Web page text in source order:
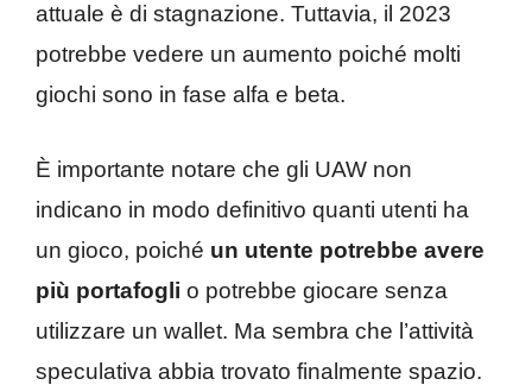
attuale è di stagnazione. Tuttavia, il 2023
potrebbe vedere un aumento poiché molti
giochi sono in fase alfa e beta.
È importante notare che gli UAW non
indicano in modo definitivo quanti utenti ha
un gioco, poiché un utente potrebbe avere
più portafogli o potrebbe giocare senza
utilizzare un wallet. Ma sembra che l’attività
speculativa abbia trovato finalmente spazio.